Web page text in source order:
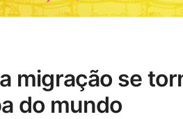
do mundo